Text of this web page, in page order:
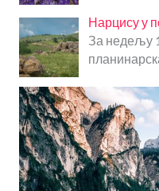
Нарцису у
За недељу